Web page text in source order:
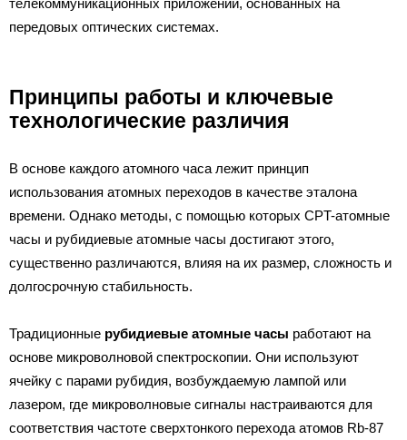
телекоммуникационных приложений, основанных на
передовых оптических системах.
Принципы работы и ключевые
технологические различия
В основе каждого атомного часа лежит принцип
использования атомных переходов в качестве эталона
времени. Однако методы, с помощью которых CPT-атомные
часы и рубидиевые атомные часы достигают этого,
существенно различаются, влияя на их размер, сложность и
долгосрочную стабильность.
Традиционные рубидиевые атомные часы работают на
основе микроволновой спектроскопии. Они используют
ячейку с парами рубидия, возбуждаемую лампой или
лазером, где микроволновые сигналы настраиваются для
соответствия частоте сверхтонкого перехода атомов Rb-87